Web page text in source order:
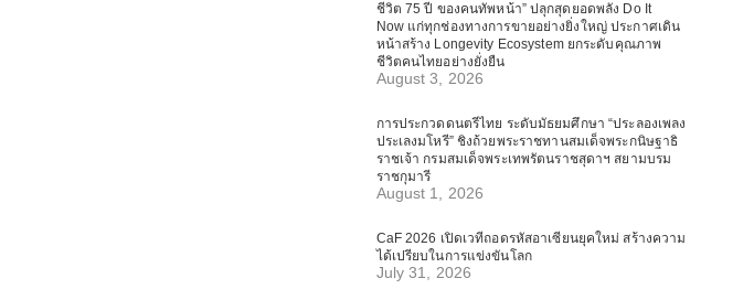
ชีวิต 75 ปี ของคนทัพหน้า” ปลุกสุดยอดพลัง Do It
Now แก่ทุกช่องทางการขายอย่างยิ่งใหญ่ ประกาศเดิน
หน้าสร้าง Longevity Ecosystem ยกระดับคุณภาพ
ชีวิตคนไทยอย่างยั่งยืน
August 3, 2026
การประกวดดนตรีไทย ระดับมัธยมศึกษา “ประลองเพลง
ประเลงมโหรี” ชิงถ้วยพระราชทานสมเด็จพระกนิษฐาธิ
ราชเจ้า กรมสมเด็จพระเทพรัตนราชสุดาฯ สยามบรม
ราชกุมารี
August 1, 2026
CaF 2026 เปิดเวทีถอดรหัสอาเซียนยุคใหม่ สร้างความ
ได้เปรียบในการแข่งขันโลก
July 31, 2026